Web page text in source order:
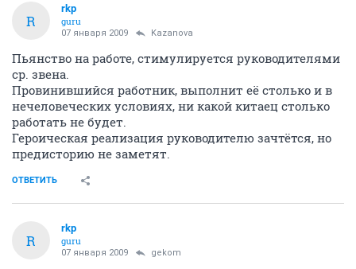
R
rkp
guru
07 января 2009 Kazanova
Пьянство на работе, стимулируется руководителями
ср. звена.
Провинившийся работник, выполнит её столько и в
нечеловеческих условиях, ни какой китаец столько
работать не будет.
Героическая реализация руководителю зачтётся, но
предисторию не заметят.
ОТВЕТИТЬ
R
rkp
guru
07 января 2009 gekom